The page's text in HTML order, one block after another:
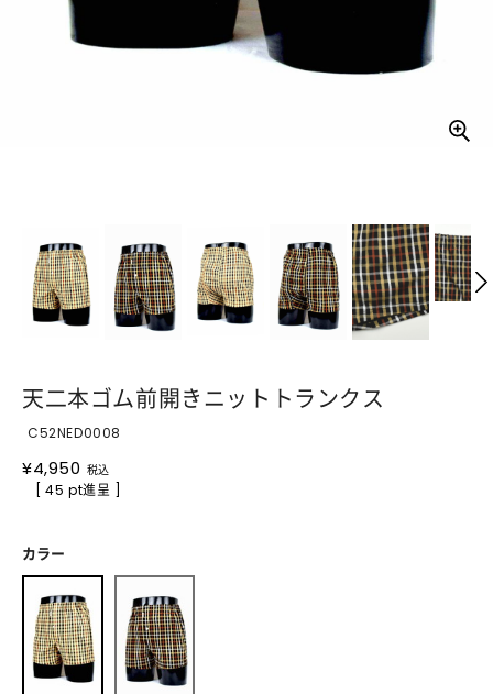
天二本ゴム前開きニットトランクス
C52NED0008
¥4,950 税込
[ 45 pt進呈 ]
カラー